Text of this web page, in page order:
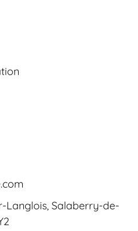
Langlois, Salaberry-de-